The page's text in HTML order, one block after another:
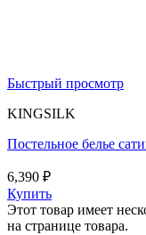
Быстрый просмотр
KINGSILK
Постельное белье
6,390 ₽
Купить
Этот товар имеет
на странице товара.